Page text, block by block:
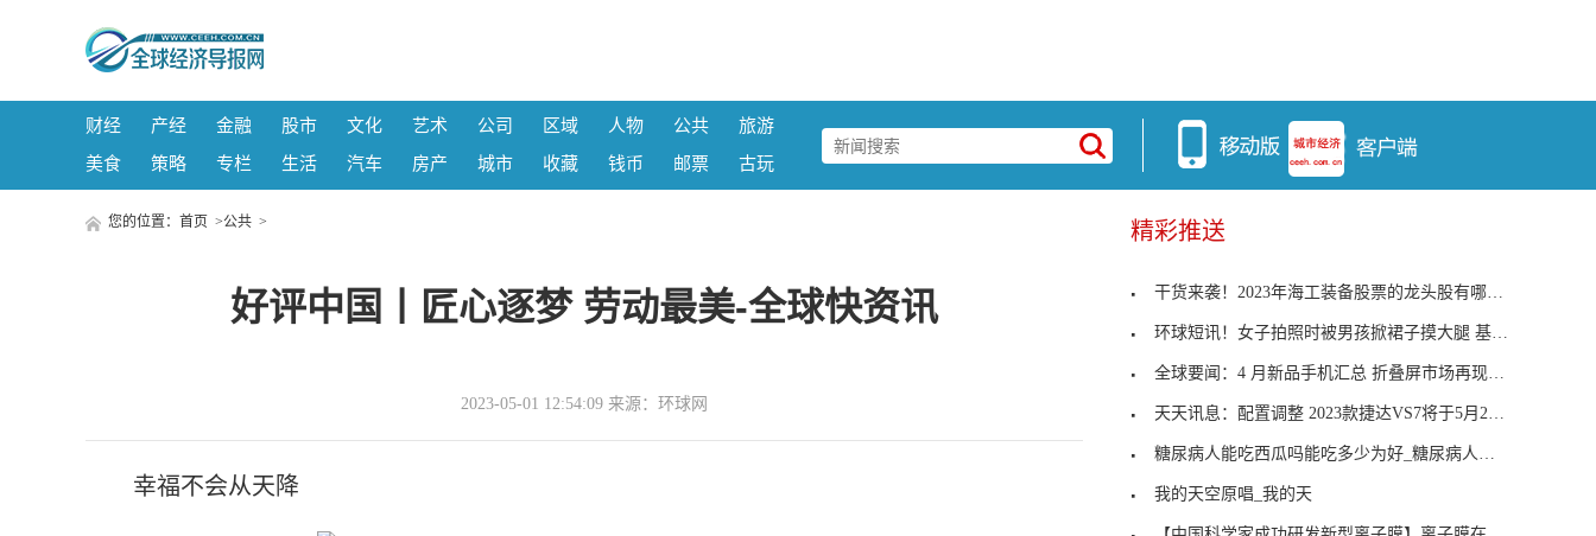
财经 产经 金融 股市 文化 艺术 公司 区域 人物 公共
旅游
美食
策略 专栏 生活 汽车 房产 城市 收藏 钱币 邮票 古玩
您的位置： 首页 >公共 >
好评中国丨匠心逐梦 劳动最美-全球快资讯
2023-05-01 12:54:09 来源：环球网
幸福不会从天降
精彩推送
干货来袭！2023年海工装备股票的龙头股有哪些？（5/
环球短讯！女子拍照时被男孩掀裙子摸大腿 基本信息
全球要闻：4 月新品手机汇总 折叠屏市场再现新品
天天讯息：配置调整 2023款捷达VS7将于5月20日正式上市
糖尿病人能吃西瓜吗能吃多少为好_糖尿病人能吃西瓜
我的天空原唱_我的天